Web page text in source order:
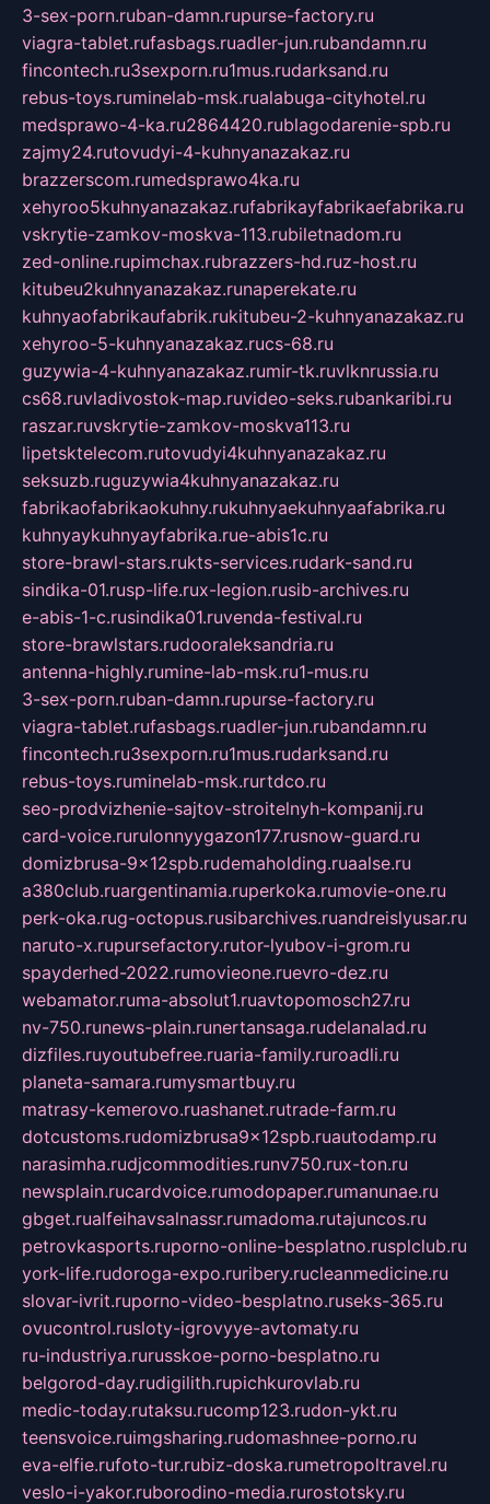
3-sex-porn.ruban-damn.rupurse-factory.ru
viagra-tablet.rufasbags.ruadler-jun.rubandamn.ru
fincontech.ru3sexporn.ru1mus.rudarksand.ru
rebus-toys.ruminelab-msk.rualabuga-cityhotel.ru
medsprawo-4-ka.ru2864420.rublagodarenie-spb.ru
zajmy24.rutovudyi-4-kuhnyanazakaz.ru
brazzerscom.rumedsprawo4ka.ru
xehyroo5kuhnyanazakaz.rufabrikayfabrikaefabrika.ru
vskrytie-zamkov-moskva-113.rubiletnadom.ru
zed-online.rupimchax.rubrazzers-hd.ruz-host.ru
kitubeu2kuhnyanazakaz.runaperekate.ru
kuhnyaofabrikaufabrik.rukitubeu-2-kuhnyanazakaz.ru
xehyroo-5-kuhnyanazakaz.rucs-68.ru
guzywia-4-kuhnyanazakaz.rumir-tk.ruvlknrussia.ru
cs68.ruvladivostok-map.ruvideo-seks.rubankaribi.ru
raszar.ruvskrytie-zamkov-moskva113.ru
lipetsktelecom.rutovudyi4kuhnyanazakaz.ru
seksuzb.ruguzywia4kuhnyanazakaz.ru
fabrikaofabrikaokuhny.rukuhnyaekuhnyaafabrika.ru
kuhnyaykuhnyayfabrika.rue-abis1c.ru
store-brawl-stars.rukts-services.rudark-sand.ru
sindika-01.rusp-life.rux-legion.rusib-archives.ru
e-abis-1-c.rusindika01.ruvenda-festival.ru
store-brawlstars.rudooraleksandria.ru
antenna-highly.rumine-lab-msk.ru1-mus.ru
3-sex-porn.ruban-damn.rupurse-factory.ru
viagra-tablet.rufasbags.ruadler-jun.rubandamn.ru
fincontech.ru3sexporn.ru1mus.rudarksand.ru
rebus-toys.ruminelab-msk.rurtdco.ru
seo-prodvizhenie-sajtov-stroitelnyh-kompanij.ru
card-voice.rurulonnyygazon177.rusnow-guard.ru
domizbrusa-9x12spb.rudemaholding.ruaalse.ru
a380club.ruargentinamia.ruperkoka.rumovie-one.ru
perk-oka.rug-octopus.rusibarchives.ruandreislyusar.ru
naruto-x.rupursefactory.rutor-lyubov-i-grom.ru
spayderhed-2022.rumovieone.ruevro-dez.ru
webamator.ruma-absolut1.ruavtopomosch27.ru
nv-750.runews-plain.runertansaga.rudelanalad.ru
dizfiles.ruyoutubefree.ruaria-family.ruroadli.ru
planeta-samara.rumysmartbuy.ru
matrasy-kemerovo.ruashanet.rutrade-farm.ru
dotcustoms.rudomizbrusa9x12spb.ruautodamp.ru
narasimha.rudjcommodities.runv750.rux-ton.ru
newsplain.rucardvoice.rumodopaper.rumanunae.ru
gbget.rualfeihavsalnassr.rumadoma.rutajuncos.ru
petrovkasports.ruporno-online-besplatno.rusplclub.ru
york-life.rudoroga-expo.ruribery.rucleanmedicine.ru
slovar-ivrit.ruporno-video-besplatno.ruseks-365.ru
ovucontrol.rusloty-igrovyye-avtomaty.ru
ru-industriya.rurusskoe-porno-besplatno.ru
belgorod-day.rudigilith.rupichkurovlab.ru
medic-today.rutaksu.rucomp123.rudon-ykt.ru
teensvoice.ruimgsharing.rudomashnee-porno.ru
eva-elfie.rufoto-tur.rubiz-doska.rumetropoltravel.ru
veslo-i-yakor.ruborodino-media.rurostotsky.ru